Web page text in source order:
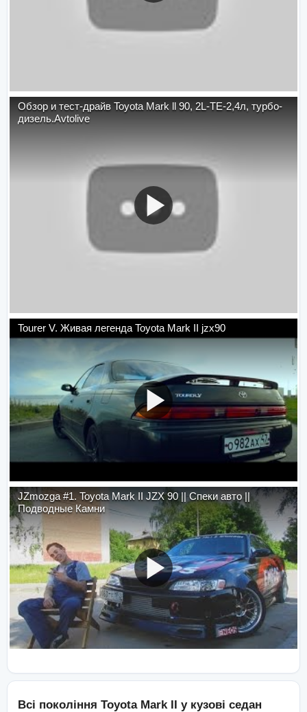
Обзор и тест-драйв Toyota Mark ll 90, 2L-TE-2,4л, турбо-
дизель.Avtolive
Tourer V. Живая легенда Toyota Mark II jzx90
JZmozga #1. Toyota Mark II JZX 90 || Спеки авто ||
Подводные Камни
Всі покоління Toyota Mark II у кузові седан